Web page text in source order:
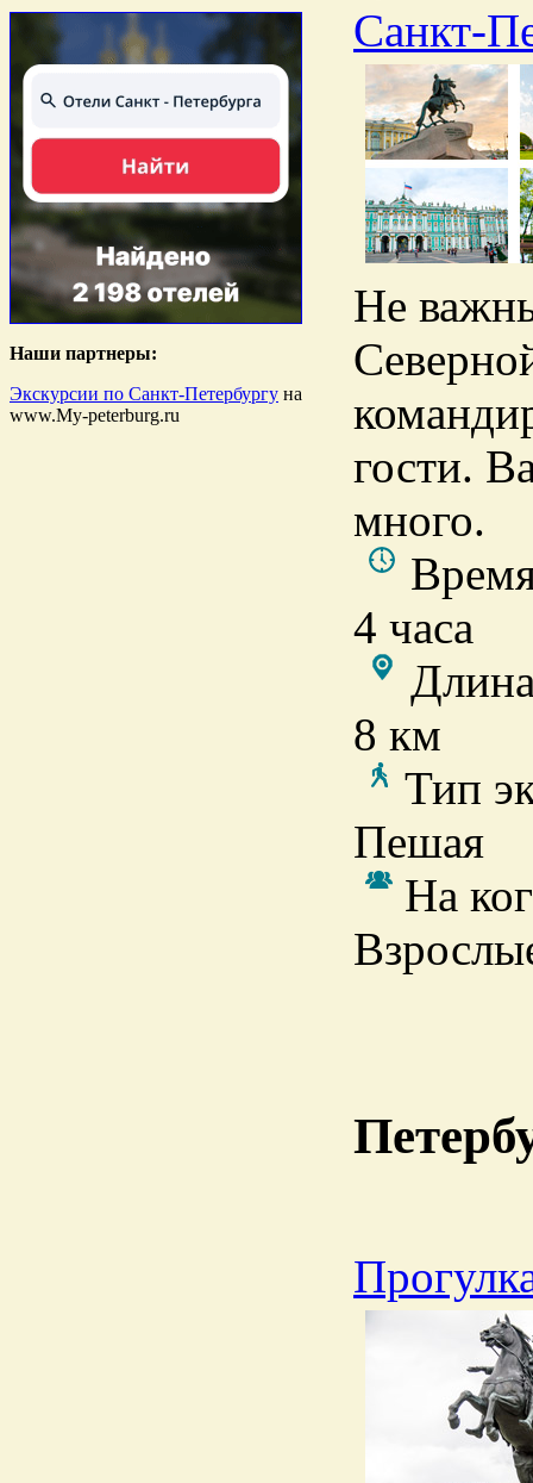
Наши партнеры:
Экскурсии по Санкт-Петербургу на
www.My-peterburg.ru
Санкт-
Не
гости.
много.
4 часа
8 км
Тип
Пешая
На